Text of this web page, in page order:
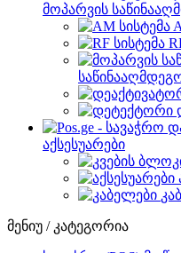
მოპარვის
აქსესუარები
მენიუ / კატეგორია